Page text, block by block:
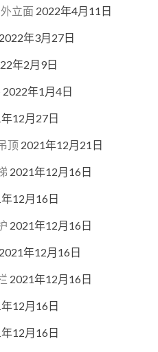
立面 2022年4月11日
2022年3月27日
年2月9日
2022年1月4日
12月27日
顶 2021年12月21日
2021年12月16日
12月16日
2021年12月16日
2021年12月16日
2021年12月16日
12月16日
12月16日